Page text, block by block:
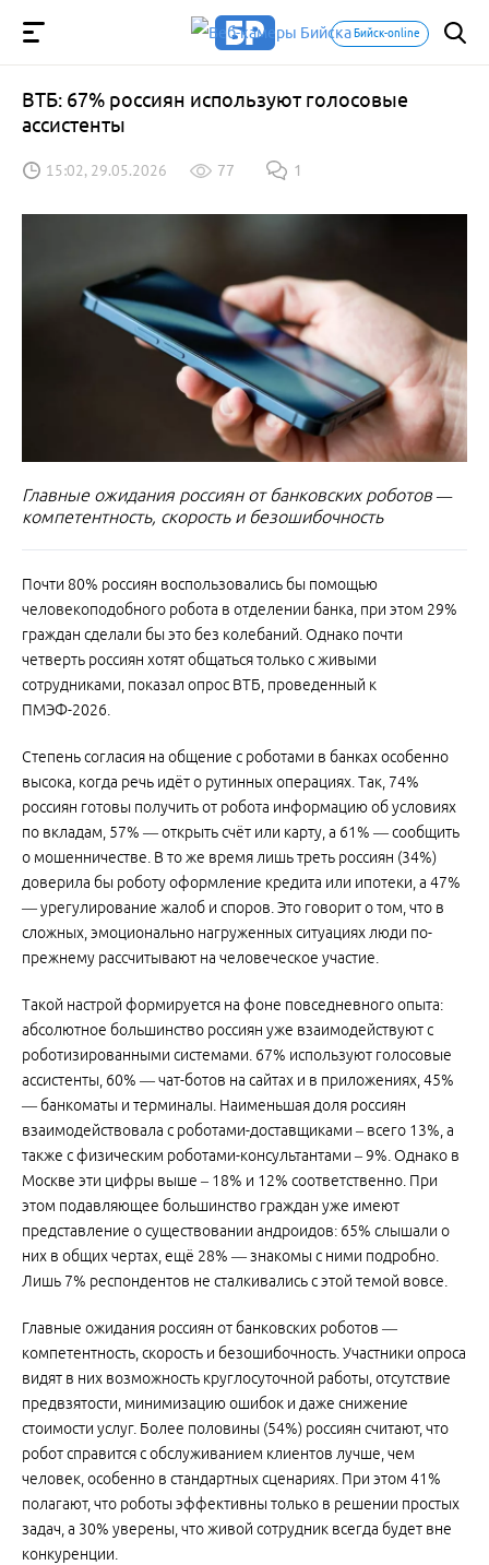
Бийск-online
ВТБ: 67% россиян используют голосовые
ассистенты
15:02, 29.05.2026 77 1
Главные ожидания россиян от банковских роботов —
компетентность, скорость и безошибочность
Почти 80% россиян воспользовались бы помощью
человекоподобного робота в отделении банка, при этом 29%
граждан сделали бы это без колебаний. Однако почти
четверть россиян хотят общаться только с живыми
сотрудниками, показал опрос ВТБ, проведенный к
ПМЭФ-2026.
Степень согласия на общение с роботами в банках особенно
высока, когда речь идёт о рутинных операциях. Так, 74%
россиян готовы получить от робота информацию об условиях
по вкладам, 57% — открыть счёт или карту, а 61% — сообщить
о мошенничестве. В то же время лишь треть россиян (34%)
доверила бы роботу оформление кредита или ипотеки, а 47%
— урегулирование жалоб и споров. Это говорит о том, что в
сложных, эмоционально нагруженных ситуациях люди по-
прежнему рассчитывают на человеческое участие.
Такой настрой формируется на фоне повседневного опыта:
абсолютное большинство россиян уже взаимодействуют с
роботизированными системами. 67% используют голосовые
ассистенты, 60% — чат-ботов на сайтах и в приложениях, 45%
— банкоматы и терминалы. Наименьшая доля россиян
взаимодействовала с роботами-доставщиками – всего 13%, а
также с физическим роботами-консультантами – 9%. Однако в
Москве эти цифры выше – 18% и 12% соответственно. При
этом подавляющее большинство граждан уже имеют
представление о существовании андроидов: 65% слышали о
них в общих чертах, ещё 28% — знакомы с ними подробно.
Лишь 7% респондентов не сталкивались с этой темой вовсе.
Главные ожидания россиян от банковских роботов —
компетентность, скорость и безошибочность. Участники опроса
видят в них возможность круглосуточной работы, отсутствие
предвзятости, минимизацию ошибок и даже снижение
стоимости услуг. Более половины (54%) россиян считают, что
робот справится с обслуживанием клиентов лучше, чем
человек, особенно в стандартных сценариях. При этом 41%
полагают, что роботы эффективны только в решении простых
задач, а 30% уверены, что живой сотрудник всегда будет вне
конкуренции.